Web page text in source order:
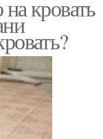
кровать